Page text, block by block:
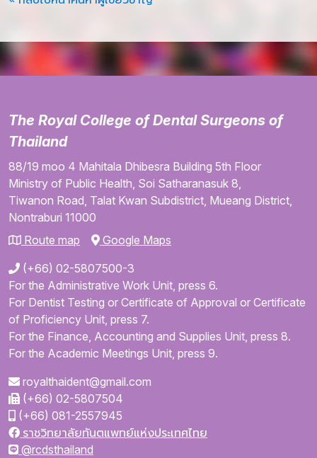
The Royal College of Dental Surgeons of
Thailand
88/19 moo 4 Mahitala Dhibesra Building 5th Floor
Ministry of Public Health, Soi Satharanasuk 8,
Tiwanon Road, Talat Kwan Subdistrict, Mueang District,
Nontraburi 11000
Route map
Google Maps
(+66) 02-5807500-3
For the Administrative Work Unit, press 6.
For Dentist Testing or Certificate of Approval or Certificate
of Proficiency Unit, press 7.
For the Finance, Accounting and Supplies Unit, press 8.
For the Academic Meetings Unit, press 9.
royalthaident@gmail.com
(+66) 02-5807504
(+66) 081-2557945
ราชวิทยาลัยทันตแพทย์แห่งประเทศไทย
@rcdsthailand